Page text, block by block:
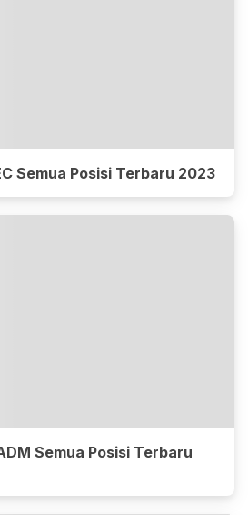
Semua Posisi Terbaru 2023
Semua Posisi Terbaru